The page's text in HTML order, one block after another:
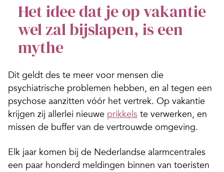
Het idee dat je op vakantie
wel zal bijslapen, is een
mythe
Dit geldt des te meer voor mensen die
psychiatrische problemen hebben, en al tegen een
psychose aanzitten vóór het vertrek. Op vakantie
krijgen zij allerlei nieuwe prikkels te verwerken, en
missen de buffer van de vertrouwde omgeving.
Elk jaar komen bij de Nederlandse alarmcentrales
een paar honderd meldingen binnen van toeristen